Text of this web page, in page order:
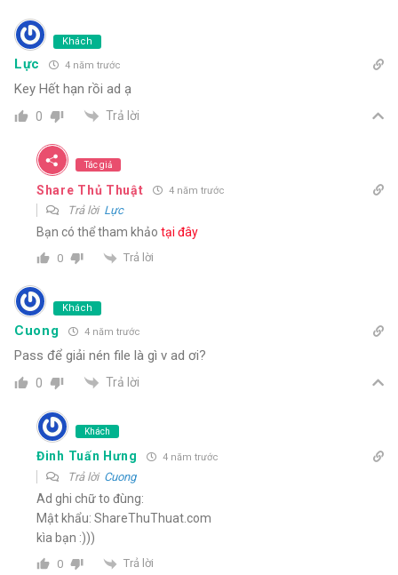
Khách
Lực 4 năm trước
Key Hết hạn rồi ad ạ
0 Trả lời
Tác giả
Share Thủ Thuật 4 năm trước
Trả lời Lực
Bạn có thể tham khảo tại đây
0 Trả lời
Khách
Cuong 4 năm trước
Pass để giải nén file là gì v ad ơi?
0 Trả lời
Khách
Đinh Tuấn Hưng 4 năm trước
Trả lời Cuong
Ad ghi chữ to đùng:
Mật khẩu: ShareThuThuat.com
kìa bạn :)))
0 Trả lời